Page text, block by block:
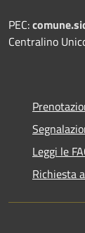
PEC:
Centralino
Leggi le
Richiesta